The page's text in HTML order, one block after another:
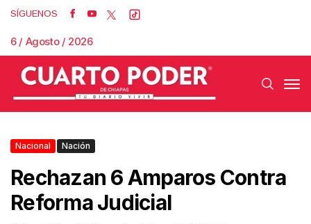
SÍGUENOS
6 / Agosto / 2026
Nacional Nación
Rechazan 6 Amparos Contra
Reforma Judicial